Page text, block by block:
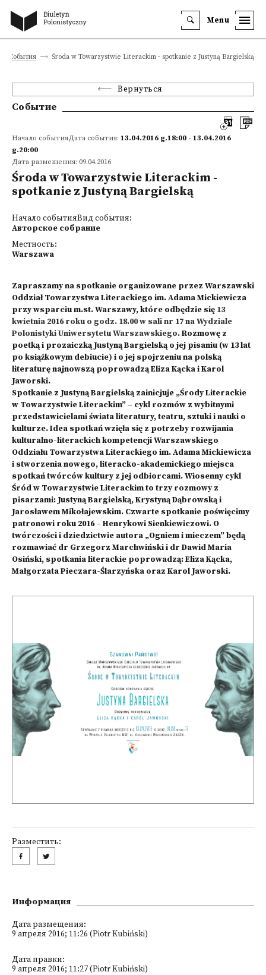
Menu
События Środa w Towarzystwie Literackim - spotkanie z Justyną Bargielską
Вернуться
Событие
Начало событияДата события: 13.04.2016 g.18:00 - 13.04.2016
g.20:00
Дата размещения: 09.04.2016
Środa w Towarzystwie Literackim -
spotkanie z Justyną Bargielską
Начало событияВид события:
Авторское собрание
Местность:
Warszawa
Zapraszamy na spotkanie organizowane przez Warszawski
Oddział Towarzystwa Literackiego im. Adama Mickiewicza
przy wsparciu m.st. Warszawy, które odbędzie się 13
kwietnia 2016 roku o godz. 18.00 w sali nr 17 na Wydziale
Polonistyki Uniwersytetu Warszawskiego. Rozmowę z
poetką i prozaiczką Justyną Bargielską o jej pisaniu (w 13 lat
po książkowym debiucie) i o jej spojrzeniu na polską
literaturę najnowszą poprowadzą Eliza Kącka i Karol
Jaworski.
Spotkanie z Justyną Bargielską zainicjuje „Środy Literackie
w Towarzystwie Literackim” – cykl rozmów z wybitnymi
przedstawicielami świata literatury, teatru, sztuki i nauki o
kulturze. Idea spotkań wzięła się z potrzeby rozwijania
kulturalno-literackich kompetencji Warszawskiego
Oddziału Towarzystwa Literackiego im. Adama Mickiewicza
i stworzenia nowego, literacko-akademickiego miejsca
spotkań twórców kultury z jej odbiorcami. Wiosenny cykl
Śród w Towarzystwie Literackim to trzy rozmowy z
pisarzami: Justyną Bargielską, Krystyną Dąbrowską i
Jarosławem Mikołajewskim. Czwarte spotkanie poświęcimy
patronowi roku 2016 – Henrykowi Sienkiewiczowi. O
twórczości i dziedzictwie autora „Ogniem i mieczem” będą
rozmawiać dr Grzegorz Marchwiński i dr Dawid Maria
Osiński, spotkania literackie poprowadzą: Eliza Kącka,
Małgorzata Pieczara-Ślarzyńska oraz Karol Jaworski.
Разместить:
Информация
Дата размещения:
9 апреля 2016; 11:26 (Piotr Kubiński)
Дата правки:
9 апреля 2016; 11:27 (Piotr Kubiński)